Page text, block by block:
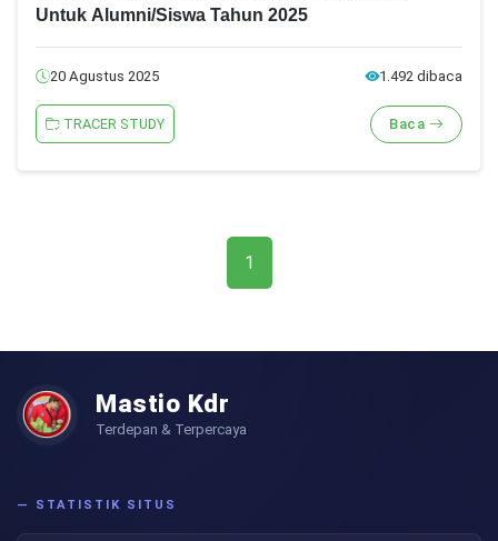
Untuk Alumni/Siswa Tahun 2025
20 Agustus 2025 1.492 dibaca
TRACER STUDY Baca
1
Mastio Kdr
Terdepan & Terpercaya
— STATISTIK SITUS